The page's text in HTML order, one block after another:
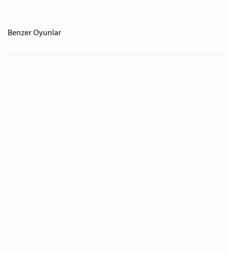
Benzer Oyunlar